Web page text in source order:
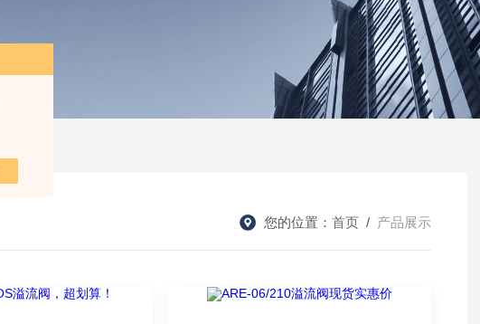
您的位置： 首页 / 产品展示